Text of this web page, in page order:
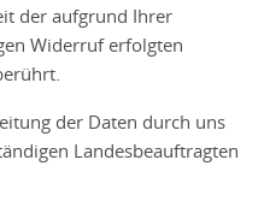
der aufgrund Ihrer
Widerruf erfolgten
der Daten durch uns
Landesbeauftragten